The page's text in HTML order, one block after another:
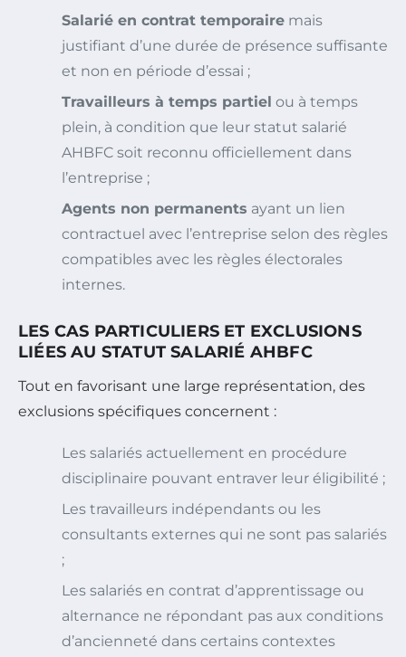
Salarié en contrat temporaire mais
justifiant d’une durée de présence suffisante
et non en période d’essai ;
Travailleurs à temps partiel ou à temps
plein, à condition que leur statut salarié
AHBFC soit reconnu officiellement dans
l’entreprise ;
Agents non permanents ayant un lien
contractuel avec l’entreprise selon des règles
compatibles avec les règles électorales
internes.
LES CAS PARTICULIERS ET EXCLUSIONS
LIÉES AU STATUT SALARIÉ AHBFC
Tout en favorisant une large représentation, des
exclusions spécifiques concernent :
Les salariés actuellement en procédure
disciplinaire pouvant entraver leur éligibilité ;
Les travailleurs indépendants ou les
consultants externes qui ne sont pas salariés
;
Les salariés en contrat d’apprentissage ou
alternance ne répondant pas aux conditions
d’ancienneté dans certains contextes